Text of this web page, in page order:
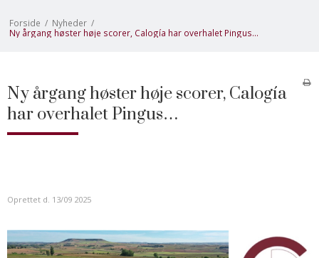
Forside / Nyheder /
Ny årgang høster høje scorer, Calogía har overhalet Pingus…
Ny årgang høster høje scorer, Calogía
har overhalet Pingus…
Oprettet d. 13/09 2025